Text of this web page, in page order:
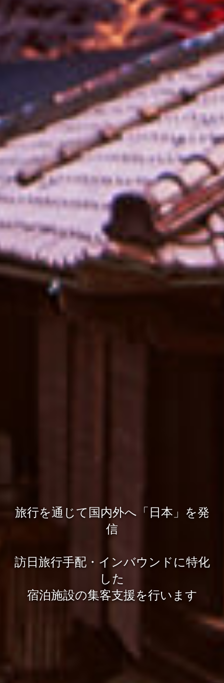
旅行を通じて国内外へ「日本」を発
信
訪日旅行手配・インバウンドに特化
した
宿泊施設の集客支援を行います